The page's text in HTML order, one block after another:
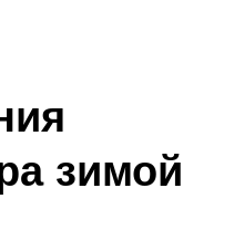
зимой